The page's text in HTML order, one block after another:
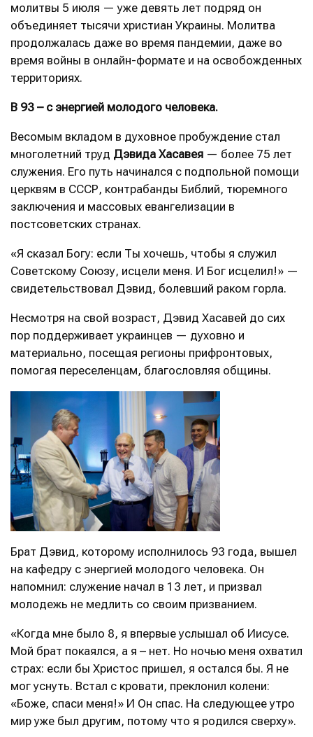
молитвы 5 июля — уже девять лет подряд он
объединяет тысячи христиан Украины. Молитва
продолжалась даже во время пандемии, даже во
время войны в онлайн-формате и на освобожденных
территориях.
В 93 – с энергией молодого человека.
Весомым вкладом в духовное пробуждение стал
многолетний труд Дэвида Хасавея — более 75 лет
служения. Его путь начинался с подпольной помощи
церквям в СССР, контрабанды Библий, тюремного
заключения и массовых евангелизации в
постсоветских странах.
«Я сказал Богу: если Ты хочешь, чтобы я служил
Советскому Союзу, исцели меня. И Бог исцелил!» —
свидетельствовал Дэвид, болевший раком горла.
Несмотря на свой возраст, Дэвид Хасавей до сих
пор поддерживает украинцев — духовно и
материально, посещая регионы прифронтовых,
помогая переселенцам, благословляя общины.
Брат Дэвид, которому исполнилось 93 года, вышел
на кафедру с энергией молодого человека. Он
напомнил: служение начал в 13 лет, и призвал
молодежь не медлить со своим призванием.
«Когда мне было 8, я впервые услышал об Иисусе.
Мой брат покаялся, а я – нет. Но ночью меня охватил
страх: если бы Христос пришел, я остался бы. Я не
мог уснуть. Встал с кровати, преклонил колени:
«Боже, спаси меня!» И Он спас. На следующее утро
мир уже был другим, потому что я родился сверху».